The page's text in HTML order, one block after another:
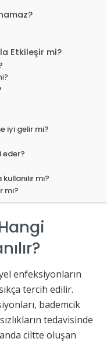
Etkileşir mi?
iyi gelir mi?
eder?
mı?
mı?
enfeksiyonların
tercih edilir.
bademcik
tedavisinde
ciltte oluşan